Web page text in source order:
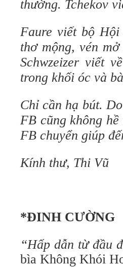
thường. Tchekov
Faure viết bộ Hội
thơ mộng, vén
Schwzeizer viết
trong khối óc và
Chỉ cần hạ bút.
FB cũng không
FB chuyển giúp
Kính thư, Thi Vũ
*ĐINH CƯỜNG
“Hấp dẫn từ đầu
bìa Không Khói